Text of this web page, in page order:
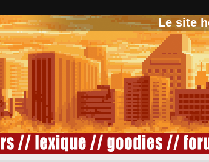
Le site